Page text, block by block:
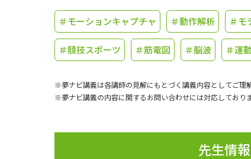
＃モーションキャプチャ ＃動作解析 ＃モ
＃競技スポーツ ＃筋電図 ＃脳波 ＃運動
※夢ナビ講義は各講師の見解にもとづく講義内容としてご理
※夢ナビ講義の内容に関するお問い合わせには対応しておりま
先生情